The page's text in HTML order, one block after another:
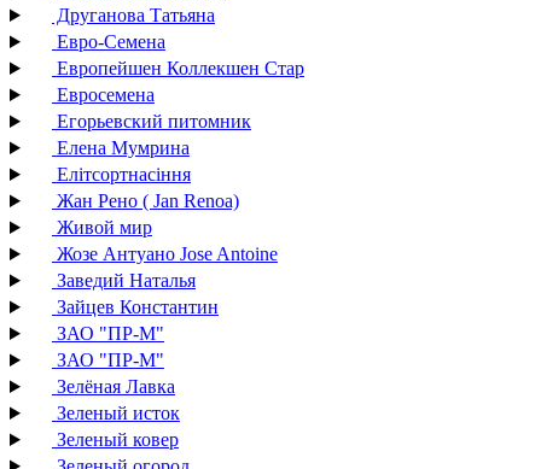
Друганова Татьяна
Евро-Семена
Европейшен Коллекшен Стар
Евросемена
Егорьевский питомник
Елена Мумрина
Елітсортнасіння
Жан Рено ( Jan Renoa)
Живой мир
Жозе Антуано Jose Antoine
Заведий Наталья
Зайцев Константин
ЗАО "ПР-М"
ЗАО "ПР-М"
Зелёная Лавка
Зеленый исток
Зеленый ковер